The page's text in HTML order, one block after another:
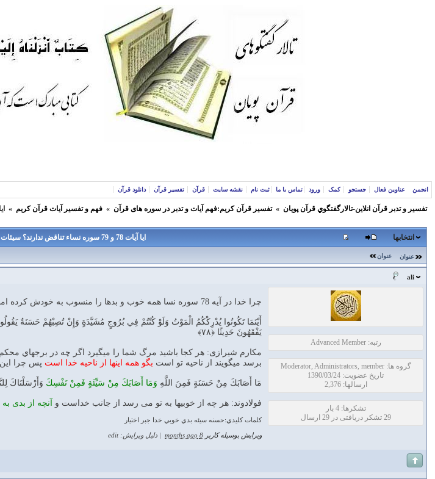
انجمن عناوین فعال جستجو کمک ورود تماس با ما ثبت نام نقشه سایت قرآن تفسیر قرآن دانلود قرآن
تفسير و‌ تدبر قرآن انلاين-تالارگفتگوي قرآن پویان » تفسير قرآن كريم:فهم آيات و تدبر در سوره های قرآن » فهم و تفسير آيات قرآن كريم » ايا آيات
ايا آيات 78 و 79 سوره نساء تناقض ندارند؟ سيئات منسوب به ماست يا خدا؟ حسنات و موفقيتها چطور؟ - انتخابها
عنوان عنوان
ali
رتبه: Advanced Member
گروه ها: Moderator, Administrators, member
تاریخ عضویت: 1390/03/24
ارسالها: 2,376
تشکرها: 4 بار
29 تشکر دریافتی در 29 ارسال
چرا خدا در آيه 78 سوره نسا همه خوب و بدها را منسوب به خودش كرده اما در ايه 79 خوبي ها را به خودش و بدي ها را به انسان ها نسبت داده است؟
أَيْنَمَا تَكُونُوا يُدْرِكْكُمُ الْمَوْتُ وَلَوْ كُنْتُمْ فِي بُرُوجٍ مُشَيَّدَةٍ وَإِنْ تُصِبْهُمْ حَسَنَةٌ
يَفْقَهُونَ حَدِيثًا ﴿۷۸﴾
مکارم شیرازی: هر كجا باشيد مرگ شما را مي‏گيرد اگر چه در برجهاي
برسد مي‏گويند از ناحيه تو است بگو همه اينها از ناحيه خدا است پس چرا
مَا أَصَابَكَ مِنْ حَسَنَةٍ فَمِنَ اللَّهِ وَمَا أَصَابَكَ مِنْ سَيِّئَةٍ فَمِنْ نَفْسِكَ وَأَرْسَلْنَاكَ
فولادوند: هر چه از خوبيها به تو مى ‏رسد از جانب خداست و آنچه از بدى
كلمات كليدي:حسنه سيئه بدي خوبي خدا جبر اختيار
ویرایش بوسیله کاربر 8 months ago دلیل ویرایش: edit